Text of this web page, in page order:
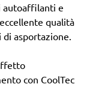
autoaffilanti e
qualità
asportazione.
con CoolTec